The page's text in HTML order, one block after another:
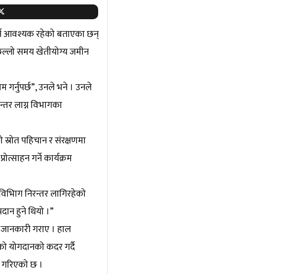
आवश्यक रहेको बताएका छन्
समय खेतीयोग्य जमीन
गर्नुपर्छ”, उनले भने । उनले
लाग्न विभागका
पहिचान र संरक्षणमा
गर्ने कार्यक्रम
निरन्तर लागिरहेको
हुने थियो ।”
गराए । हाल
योगदानको कदर गर्दै
गरिएको छ ।